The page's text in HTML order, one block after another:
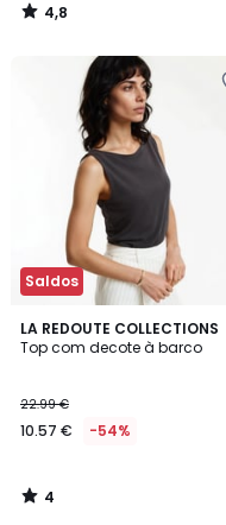
4,8
/
Saldos
LA REDOUTE COLLECTIONS
Top com decote à barco
22.99 €
10.57 € -54%
4
/
4
/